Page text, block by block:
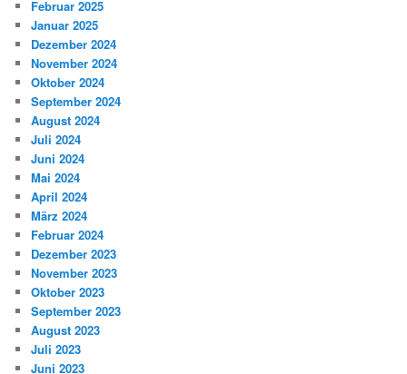
Februar 2025
Januar 2025
Dezember 2024
November 2024
Oktober 2024
September 2024
August 2024
Juli 2024
Juni 2024
Mai 2024
April 2024
März 2024
Februar 2024
Dezember 2023
November 2023
Oktober 2023
September 2023
August 2023
Juli 2023
Juni 2023